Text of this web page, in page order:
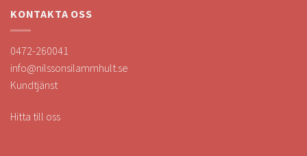
KONTAKTA OSS
0472-260041
info@nilssonsilammhult.se
Kundtjänst
Hitta till oss